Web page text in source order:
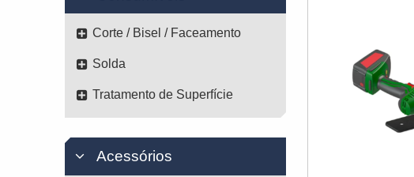
Corte / Bisel / Faceamento
Solda
Tratamento de Superfície
Acessórios